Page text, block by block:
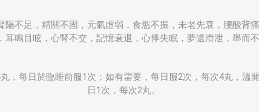
陽不足，精關不固，元氣虛弱，食慾不振，未老先衰，腰酸背
耳鳴目眩，心腎不交，記憶衰退，心悸失眠，夢遺滑泄，舉而不
，每日於臨睡前服1次；如有需要，每日服2次，每次4丸，溫
日1次，每次2丸。